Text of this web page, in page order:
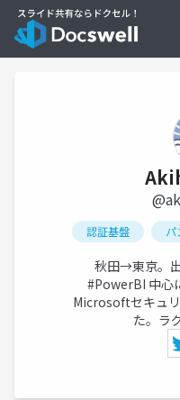
認証基盤 パ
秋田→東京。
#PowerBI 中心
Microsoftセキュ
た。ラ